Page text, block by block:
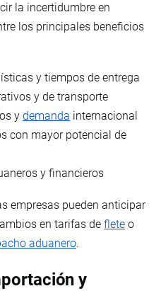
la incertidumbre en
los principales beneficios
y tiempos de entrega
y de transporte
y demanda internacional
con mayor potencial de
y financieros
empresas pueden anticipar
en tarifas de flete o
aduanero.
y